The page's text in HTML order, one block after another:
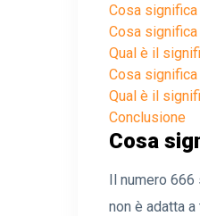
Cosa
Cosa
Qual è il
Cosa
Qual è il
Conclusione
Cosa
Il numero 666
non è adatta